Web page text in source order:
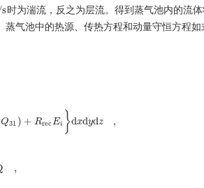
s时为湍流，反之为层流。得到蒸气池内的流体
蒸气池中的热源、传热方程和动量守恒方程如
Q31 ) + RrecEi }dxdydz ,
)+Rr e cE i}dxdyd z,
,